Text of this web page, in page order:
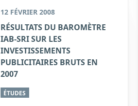
12 FÉVRIER 2008
RÉSULTATS DU BAROMÈTRE
IAB-SRI SUR LES
INVESTISSEMENTS
PUBLICITAIRES BRUTS EN
2007
ÉTUDES